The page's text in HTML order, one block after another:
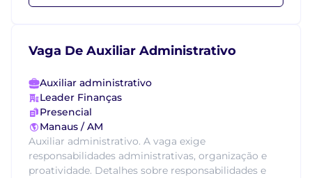
Vaga De Auxiliar Administrativo
Auxiliar administrativo
Leader Finanças
Presencial
Manaus / AM
Auxiliar administrativo. A vaga exige
responsabilidades administrativas, organização e
proatividade. Detalhes sobre responsabilidades e